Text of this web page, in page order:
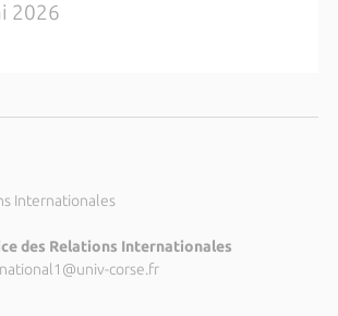
2026
Internationales
des Relations Internationales
corse.fr